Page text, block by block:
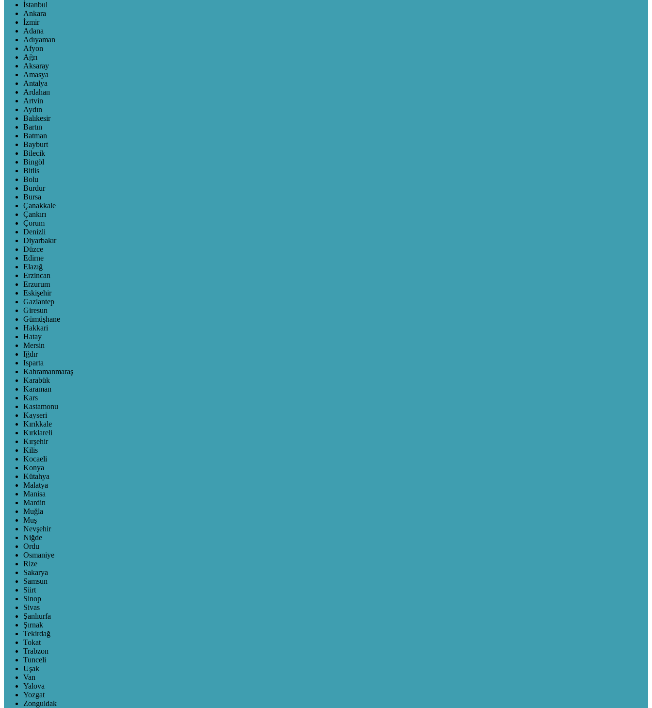
İstanbul
Ankara
İzmir
Adana
Adıyaman
Afyon
Ağrı
Aksaray
Amasya
Antalya
Ardahan
Artvin
Aydın
Balıkesir
Bartın
Batman
Bayburt
Bilecik
Bingöl
Bitlis
Bolu
Burdur
Bursa
Çanakkale
Çankırı
Çorum
Denizli
Diyarbakır
Düzce
Edirne
Elazığ
Erzincan
Erzurum
Eskişehir
Gaziantep
Giresun
Gümüşhane
Hakkari
Hatay
Mersin
Iğdır
Isparta
Kahramanmaraş
Karabük
Karaman
Kars
Kastamonu
Kayseri
Kırıkkale
Kırklareli
Kırşehir
Kilis
Kocaeli
Konya
Kütahya
Malatya
Manisa
Mardin
Muğla
Muş
Nevşehir
Niğde
Ordu
Osmaniye
Rize
Sakarya
Samsun
Siirt
Sinop
Sivas
Şanlıurfa
Şırnak
Tekirdağ
Tokat
Trabzon
Tunceli
Uşak
Van
Yalova
Yozgat
Zonguldak